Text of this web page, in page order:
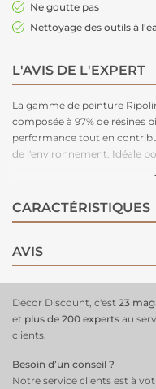
Ne goutte pas
Nettoyage des outils à
L'AVIS DE L'EXPERT
La gamme de peinture
composée à 97% de résines
performance tout en
de l'environnement. Idéale
recommandons un lessivage
CARACTÉRISTIQUES
AVIS
Décor Discount, c'est 23
et plus de 200 experts au
clients.
Besoin d’un conseil ?
Notre service clients est à